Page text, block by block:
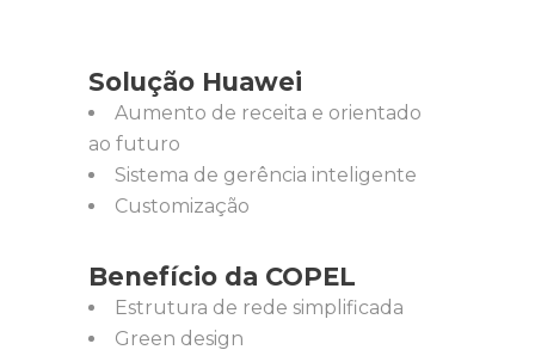
Solução Huawei
Aumento de receita e orientado
ao futuro
Sistema de gerência inteligente
Customização
Benefício da COPEL
Estrutura de rede simplificada
Green design